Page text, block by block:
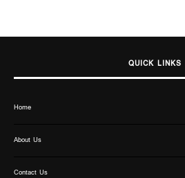
QUICK LINKS
Home
About Us
Contact Us